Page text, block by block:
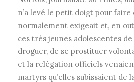
n’a levé le petit doigt pour faire
normalement exigeait et, en
ces très jeunes adolescentes
droguer, de se prostituer
et la relégation officiels
martyrs qu’elles subissaient de